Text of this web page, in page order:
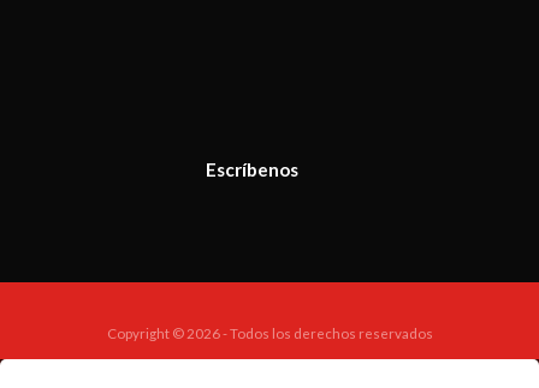
Escríbenos
Copyright © 2026 - Todos los derechos reservados